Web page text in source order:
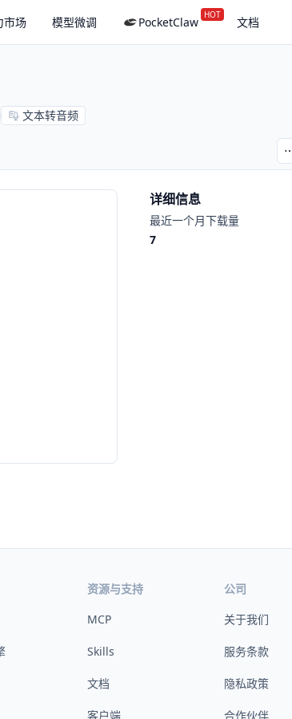
市场 模型微调 PocketClaw HOT 文档
文本转音频
详细信息
最近一个月下载量
7
资源与支持
MCP
Skills
文档
客户端
公司
关于我们
服务条款
隐私政策
合作伙伴